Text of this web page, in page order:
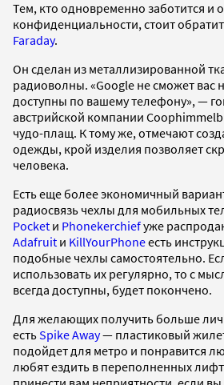
Тем, кто одновременно заботится и
конфиденциальности, стоит
Faraday.
Он сделан из металлизированной
радиоволны. «Google не сможет вас
доступны по вашему телефону», —
австрийской компании
чудо-плащ. К тому же, отмечают
одежды, крой изделия позволяет
человека.
Есть еще более экономичный
радиосвязь чехлы для мобильных
Pocket и Phonekerchiefуже
Adafruit и KillYourPhoneесть
подобные чехлы самостоятельно.
использовать их регулярно, то с
всегда доступны, будет покончено.
Для желающих получить больше
естьSpike Away— пластиковый
подойдет для метро и понравится
любят ездить в переполненных